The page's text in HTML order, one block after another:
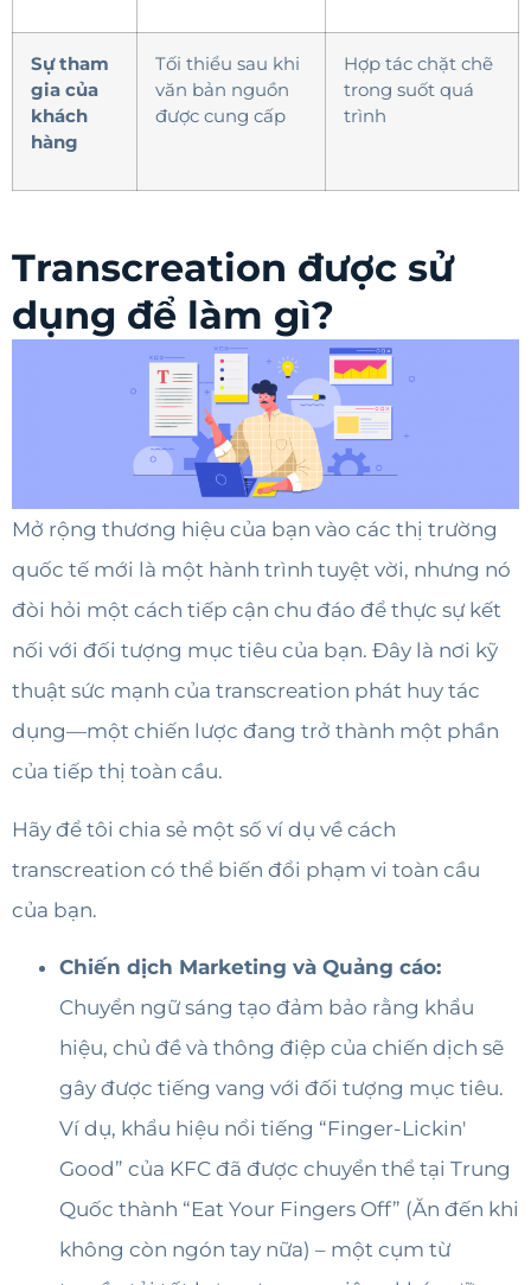
Sự tham
gia của
khách
hàng
Tối thiểu sau khi
văn bản nguồn
được cung cấp
Hợp tác chặt chẽ
trong suốt quá
trình
Transcreation được sử
dụng để làm gì?
Mở rộng thương hiệu của bạn vào các thị trường
quốc tế mới là một hành trình tuyệt vời, nhưng nó
đòi hỏi một cách tiếp cận chu đáo để thực sự kết
nối với đối tượng mục tiêu của bạn. Đây là nơi kỹ
thuật sức mạnh của transcreation phát huy tác
dụng—một chiến lược đang trở thành một phần
của tiếp thị toàn cầu.
Hãy để tôi chia sẻ một số ví dụ về cách
transcreation có thể biến đổi phạm vi toàn cầu
của bạn.
Chiến dịch Marketing và Quảng cáo:
Chuyển ngữ sáng tạo đảm bảo rằng khẩu
hiệu, chủ đề và thông điệp của chiến dịch sẽ
gây được tiếng vang với đối tượng mục tiêu.
Ví dụ, khẩu hiệu nổi tiếng “Finger-Lickin'
Good” của KFC đã được chuyển thể tại Trung
Quốc thành “Eat Your Fingers Off” (Ăn đến khi
không còn ngón tay nữa) – một cụm từ